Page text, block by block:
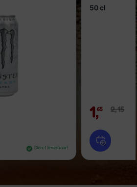
Direct leverbaar!
50 cl
1,65 2,15